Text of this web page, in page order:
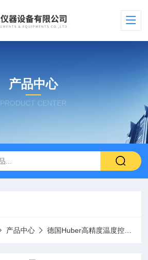
产品中心
PRODUCT CENTER
产品中心 德国Huber高精度温度控制器